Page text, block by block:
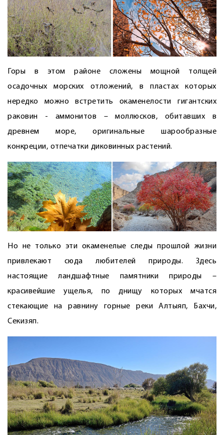
Горы в этом районе сложены мощной толщей
осадочных морских отложений, в пластах которых
нередко можно встретить окаменелости гигантских
раковин - аммонитов – моллюсков, обитавших в
древнем море, оригинальные шарообразные
конкреции, отпечатки диковинных растений.
Но не только эти окаменелые следы прошлой жизни
привлекают сюда любителей природы. Здесь
настоящие ландшафтные памятники природы –
красивейшие ущелья, по днищу которых мчатся
стекающие на равнину горные реки Алтыяп, Бахчи,
Секизяп.